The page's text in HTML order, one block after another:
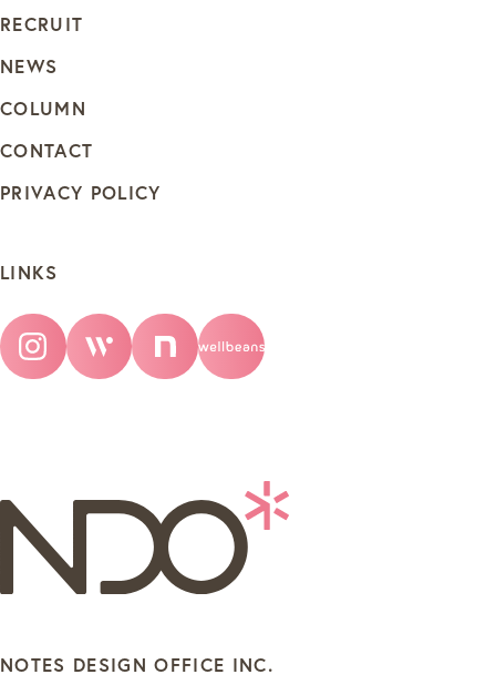
RECRUIT
NEWS
COLUMN
CONTACT
PRIVACY POLICY
LINKS
NOTES DESIGN OFFICE INC.